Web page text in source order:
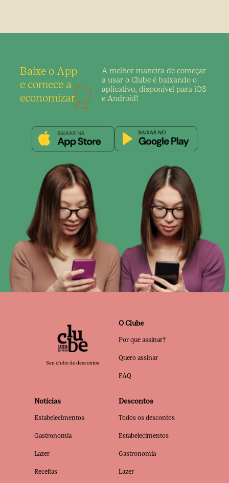
Baixe o App
e comece a
economizar
A melhor maneira de começar
a usar o Clube é baixando o
aplicativo, disponível para iOS
e Android!
Seu clube de descontos
O Clube
Por que assinar?
Quero assinar
FAQ
Notícias
Estabelecimentos
Gastronomia
Lazer
Receitas
Descontos
Todos os descontos
Estabelecimentos
Gastronomia
Lazer